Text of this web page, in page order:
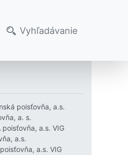
Vyhľadávanie
poisťovňa, a.s.
a. s.
poisťovňa, a.s. VIG
a.s.
a.s. VIG